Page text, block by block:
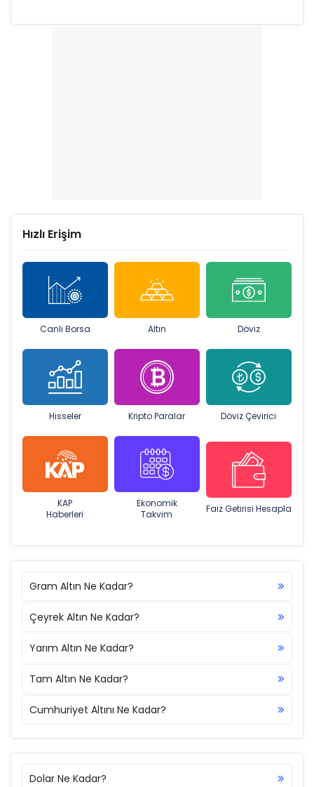
Hızlı Erişim
Canlı Borsa Altın Döviz
Hisseler Kripto Paralar Döviz Çevirici
KAP
Haberleri
Ekonomik
Takvim
Faiz Getirisi Hesapla
Gram Altın Ne Kadar?
Çeyrek Altın Ne Kadar?
Yarım Altın Ne Kadar?
Tam Altın Ne Kadar?
Cumhuriyet Altını Ne Kadar?
Dolar Ne Kadar?